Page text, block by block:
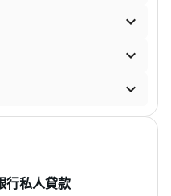



行私人貸款